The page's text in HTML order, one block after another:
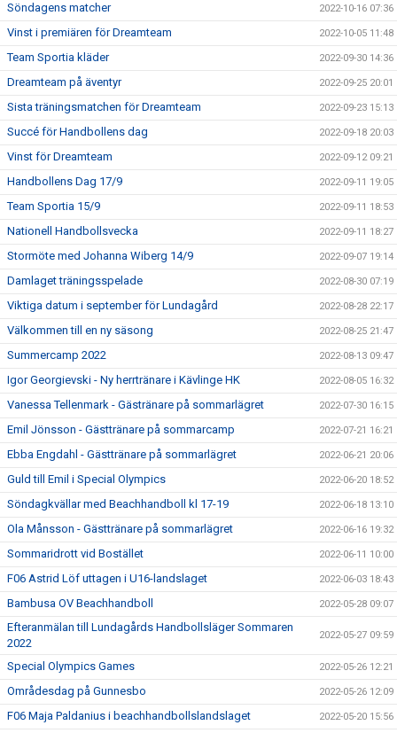
Söndagens matcher 2022-10-16 07:36
Vinst i premiären för Dreamteam 2022-10-05 11:48
Team Sportia kläder 2022-09-30 14:36
Dreamteam på äventyr 2022-09-25 20:01
Sista träningsmatchen för Dreamteam 2022-09-23 15:13
Succé för Handbollens dag 2022-09-18 20:03
Vinst för Dreamteam 2022-09-12 09:21
Handbollens Dag 17/9 2022-09-11 19:05
Team Sportia 15/9 2022-09-11 18:53
Nationell Handbollsvecka 2022-09-11 18:27
Stormöte med Johanna Wiberg 14/9 2022-09-07 19:14
Damlaget träningsspelade 2022-08-30 07:19
Viktiga datum i september för Lundagård 2022-08-28 22:17
Välkommen till en ny säsong 2022-08-25 21:47
Summercamp 2022 2022-08-13 09:47
Igor Georgievski - Ny herrtränare i Kävlinge HK 2022-08-05 16:32
Vanessa Tellenmark - Gästränare på sommarlägret 2022-07-30 16:15
Emil Jönsson - Gästtränare på sommarcamp 2022-07-21 16:21
Ebba Engdahl - Gästtränare på sommarlägret 2022-06-21 20:06
Guld till Emil i Special Olympics 2022-06-20 18:52
Söndagkvällar med Beachhandboll kl 17-19 2022-06-18 13:10
Ola Månsson - Gästtränare på sommarlägret 2022-06-16 19:32
Sommaridrott vid Bostället 2022-06-11 10:00
F06 Astrid Löf uttagen i U16-landslaget 2022-06-03 18:43
Bambusa OV Beachhandboll 2022-05-28 09:07
Efteranmälan till Lundagårds Handbollsläger Sommaren
2022
2022-05-27 09:59
Special Olympics Games 2022-05-26 12:21
Områdesdag på Gunnesbo 2022-05-26 12:09
F06 Maja Paldanius i beachhandbollslandslaget 2022-05-20 15:56